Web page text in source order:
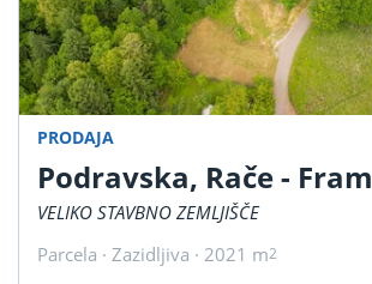
PRODAJA
Podravska, Rače - Fram
VELIKO STAVBNO ZEMLJIŠČE
Parcela · Zazidljiva · 2021 m2